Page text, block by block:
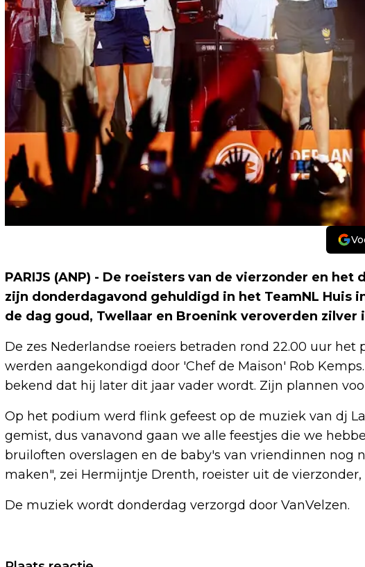
PARIJS (ANP) - De roeisters van de vierzonder en
zijn donderdagavond gehuldigd in het TeamNL Huis
de dag goud, Twellaar en Broenink veroverden zilver
De zes Nederlandse roeiers betraden rond 22.00 uur
werden aangekondigd door 'Chef de Maison' Rob
bekend dat hij later dit jaar vader wordt. Zijn plannen
Op het podium werd flink gefeest op de muziek van dj
gemist, dus vanavond gaan we alle feestjes die we
bruiloften overslagen en de baby's van vriendinnen nog
maken", zei Hermijntje Drenth, roeister uit de
De muziek wordt donderdag verzorgd door VanVelzen.
Vorig artikel